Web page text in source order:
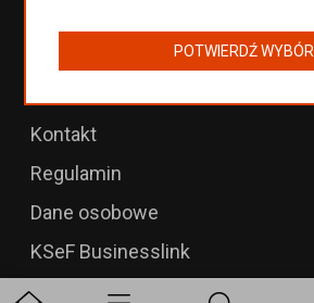
Programy WAPRO
Kontakt
Regulamin
Dane osobowe
KSeF Businesslink
POTWIERDŹ WYBÓR